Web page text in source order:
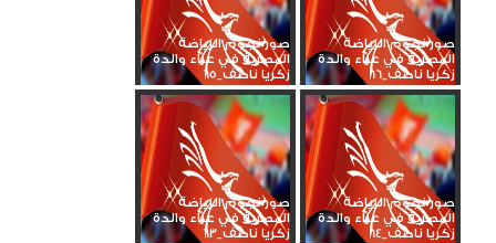
صور نجوم الرياضة
المصرية في عزاء والدة
زكريا ناصف_66
صور نجوم الرياضة
المصرية في عزاء والدة
زكريا ناصف_65
صور نجوم الرياضة
المصرية في عزاء والدة
زكريا ناصف_64
صور نجوم الرياضة
المصرية في عزاء والدة
زكريا ناصف_63